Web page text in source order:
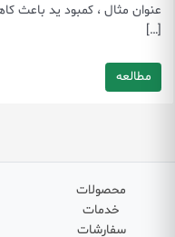
عنوان مثال ، کمبود ید باعث
[…]
مطالعه
محصولات
خدمات
سفارشات